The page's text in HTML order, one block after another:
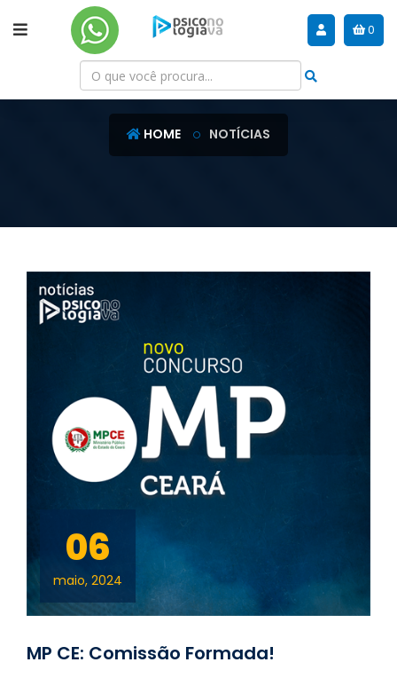
0
NOTÍCIAS
HOME NOTÍCIAS
06
maio, 2024
MP CE: Comissão Formada!